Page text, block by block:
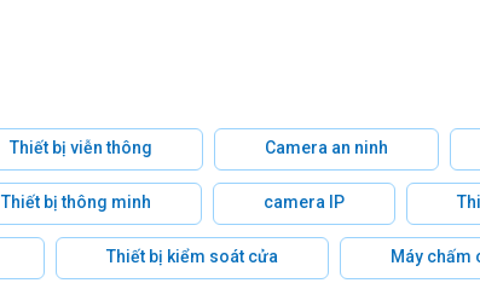
Thiết bị viễn thông Camera an ninh
Thiết bị thông minh camera IP
Thiết bị kiểm soát cửa Máy chấm